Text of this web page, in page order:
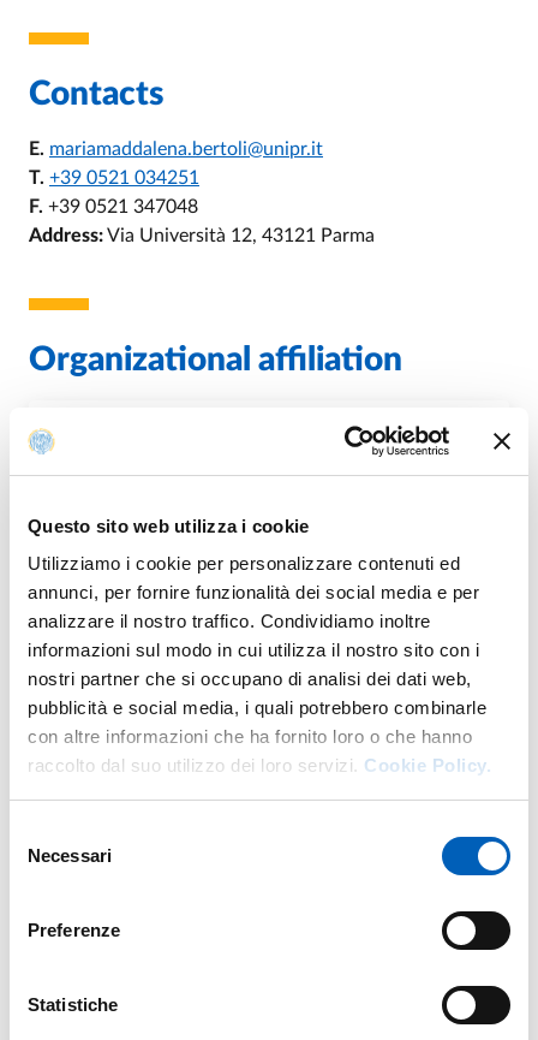
Questo sito web utilizza i cookie
Utilizziamo i cookie per personalizzare contenuti ed
annunci, per fornire funzionalità dei social media e per
analizzare il nostro traffico. Condividiamo inoltre
informazioni sul modo in cui utilizza il nostro sito con i
nostri partner che si occupano di analisi dei dati web,
pubblicità e social media, i quali potrebbero combinarle
con altre informazioni che ha fornito loro o che hanno
raccolto dal suo utilizzo dei loro servizi. Cookie Policy.
delNecessari
Preferenze
Statistiche
Contacts
E. mariamaddalena.bertoli@unipr.it
T. +39 0521 034251
F. +39 0521 347048
Address:Via Università 12, 43121 Parma
Organizational affiliation
U.O. Stipendi, Compensi e Previdenza
P. protocollo@pec.unipr.it
GO TO DESCRIPTION
More facility staff at this address
Personale tecnico amministrativo